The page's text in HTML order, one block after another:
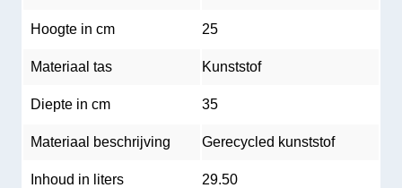
Hoogte in cm 25
Materiaal tas Kunststof
Diepte in cm 35
Materiaal beschrijving Gerecycled kunststof
Inhoud in liters 29.50